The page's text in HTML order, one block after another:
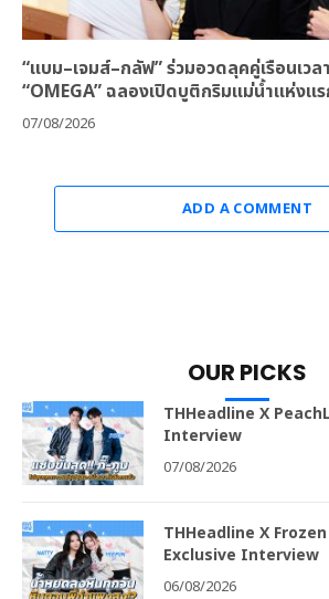
“แบม–เจมส์–กลัฟ” ร่วมอวดลุคคู่เรือนเว
“OMEGA” ฉลองเปิดบูติกริมแม่น้ำแห่ง
07/08/2026
ADD A COMMENT
OUR PICKS
THHeadline X
Interview
07/08/2026
THHeadline X
Exclusive Interview
06/08/2026